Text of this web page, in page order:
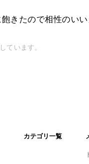
きたので相性のい
ています。
カテゴリ一覧